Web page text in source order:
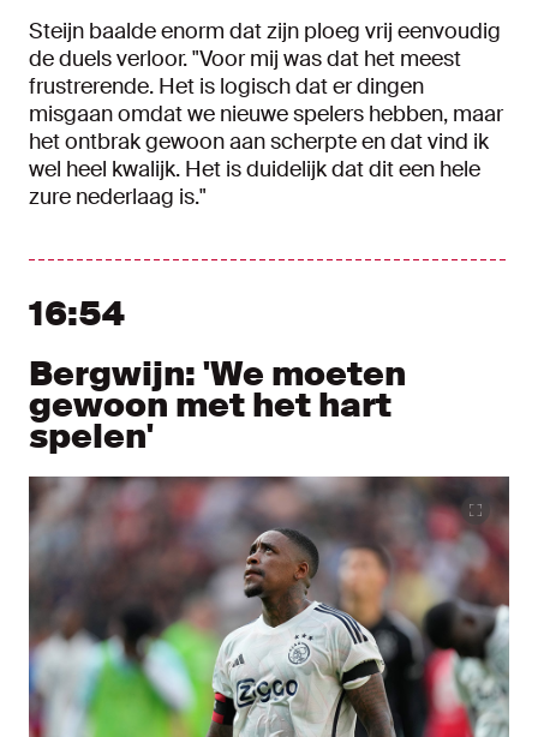
Steijn baalde enorm dat zijn ploeg vrij eenvoudig
de duels verloor. "Voor mij was dat het meest
frustrerende. Het is logisch dat er dingen
misgaan omdat we nieuwe spelers hebben, maar
het ontbrak gewoon aan scherpte en dat vind ik
wel heel kwalijk. Het is duidelijk dat dit een hele
zure nederlaag is."
16:54
Bergwijn: 'We moeten
gewoon met het hart
spelen'